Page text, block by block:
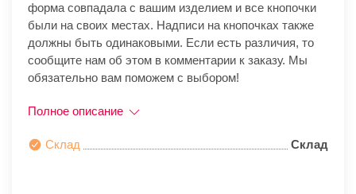
форма совпадала с вашим изделием и все кнопочки
были на своих местах. Надписи на кнопочках также
должны быть одинаковыми. Если есть различия, то
сообщите нам об этом в комментарии к заказу. Мы
обязательно вам поможем с выбором!
Полное описание
Склад Склад